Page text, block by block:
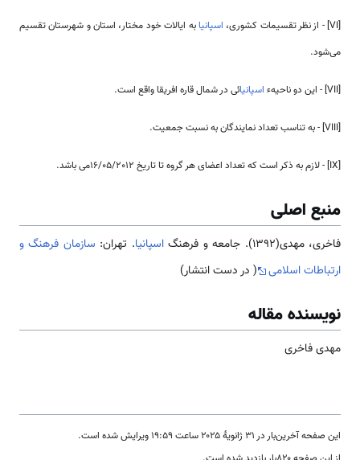
[VI] - از نظر تقسیمات کشوری، اسپانیابه ایالات خود مختار، استان و شهرستان تقسیم
می‌شود.
[VII] - این دو ناحیهء اسپانیائی در شمال قاره افریقا واقع است.
[VIII] - به تناسب تعداد نمایندگان به نسبت جمعیت.
[IX] - لازم به ذکر است که تعداد اعضای هر گروه تا تاریخ 16/05/2012می باشد.
منبع اصلی
فاخری، مهدی(1392). جامعه و فرهنگ اسپانیا. تهران: سازمان فرهنگ و
ارتباطات اسلامی
( در دست انتشار)
نویسنده مقاله
مهدی فاخری
این صفحه آخرین‌بار در ‏۳۱ ژانویهٔ ۲۰۲۵ ساعت ‏۱۹:۵۹ ویرایش شده است.